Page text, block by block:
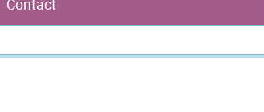
Contact